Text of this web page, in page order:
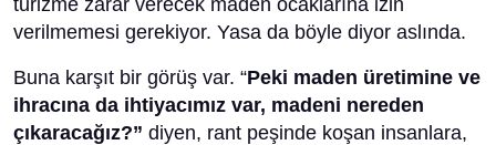
turizme zarar verecek maden ocaklarına izin
verilmemesi gerekiyor. Yasa da böyle diyor aslında.
Buna karşıt bir görüş var. “Peki maden üretimine ve
ihracına da ihtiyacımız var, madeni nereden
çıkaracağız?” diyen, rant peşinde koşan insanlara,